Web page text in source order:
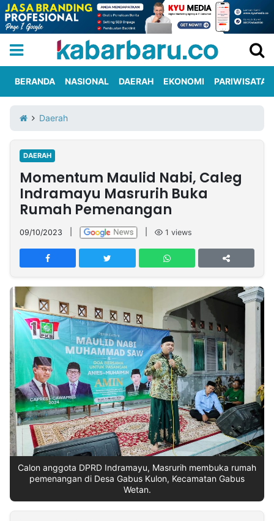
Iklan
Berita
Kami
Nasional
International
Olahraga
Entertainment
Daerah
Pariwisata
Kuliner
Kolom
Network
PT
TREETAN
INDONESIA
Partner
Insight
NTB
Suara
Time
Lens
IDN
Daily
Jogja
Jalan
Rakyat
Idealita
News
Kita
Notice
Dinamikapost.com
Radar
Baru
Seedbacklink
Follow
Kabarbaru
BERANDA NASIONAL DAERAH EKONOMI PARIWISATA
Daerah
DAERAH
Momentum Maulid Nabi, Caleg
Indramayu Masrurih Buka
Rumah Pemenangan
09/10/2023 1 views
Calon anggota DPRD Indramayu, Masrurih membuka rumah
pemenangan di Desa Gabus Kulon, Kecamatan Gabus
Wetan.